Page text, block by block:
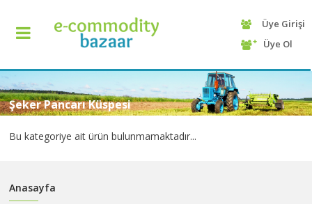
+90
425
13
70
Üye Girişi
Üye Ol
Şeker Pancarı Küspesi
Bu kategoriye ait ürün bulunmamaktadır...
Anasayfa